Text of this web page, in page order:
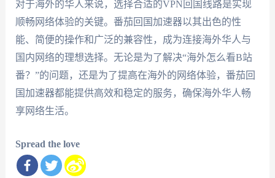
对于海外的华人来说，选择合适的VPN回国线路是实现
顺畅网络体验的关键。番茄回国加速器以其出色的性
能、简便的操作和广泛的兼容性，成为连接海外华人与
国内网络的理想选择。无论是为了解决“海外怎么看B站
番？”的问题，还是为了提高在海外的网络体验，番茄回
国加速器都能提供高效和稳定的服务，确保海外华人畅
享网络生活。
Spread the love